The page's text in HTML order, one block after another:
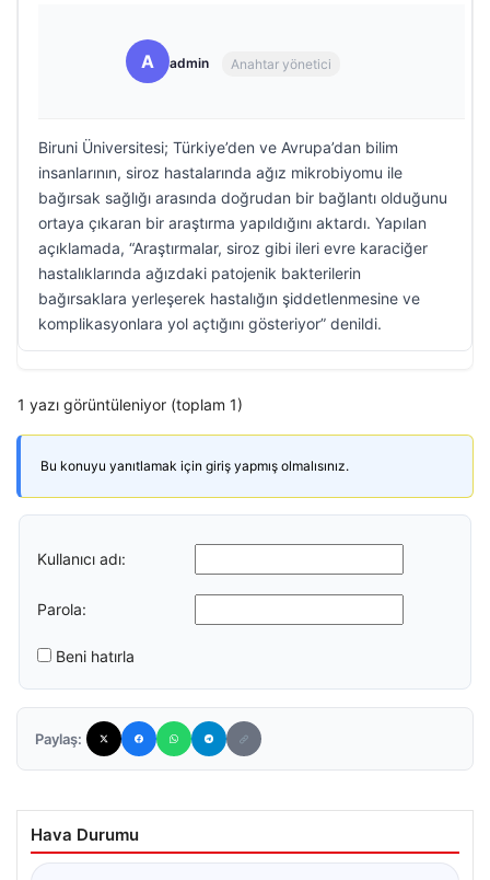
A admin Anahtar yönetici
Biruni Üniversitesi; Türkiye’den ve Avrupa’dan bilim
insanlarının, siroz hastalarında ağız mikrobiyomu ile
bağırsak sağlığı arasında doğrudan bir bağlantı olduğunu
ortaya çıkaran bir araştırma yapıldığını aktardı. Yapılan
açıklamada, “Araştırmalar, siroz gibi ileri evre karaciğer
hastalıklarında ağızdaki patojenik bakterilerin
bağırsaklara yerleşerek hastalığın şiddetlenmesine ve
komplikasyonlara yol açtığını gösteriyor” denildi.
1 yazı görüntüleniyor (toplam 1)
Bu konuyu yanıtlamak için giriş yapmış olmalısınız.
Kullanıcı adı:
Parola:
Beni hatırla
Paylaş:
Hava Durumu